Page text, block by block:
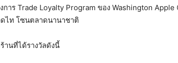
การ Trade Loyalty Program ของ Washington
ไท โซนตลาดนานาชาติ
านที่ได้รางวัลดังนี้